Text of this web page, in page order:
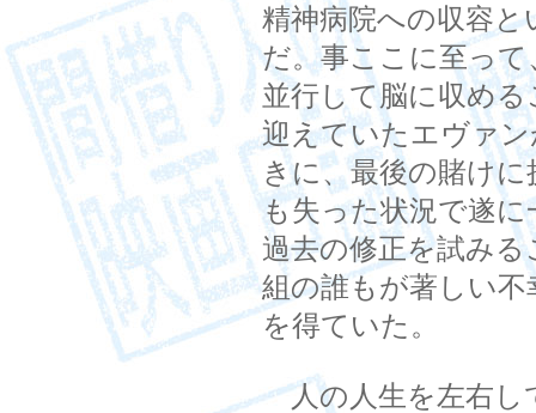
精神病院への収容
だ。事ここに至っ
並行して脳に収め
迎えていたエヴァ
きに、最後の賭け
も失った状況で遂
過去の修正を試み
組の誰もが著しい
を得ていた。
人の人生を左右し